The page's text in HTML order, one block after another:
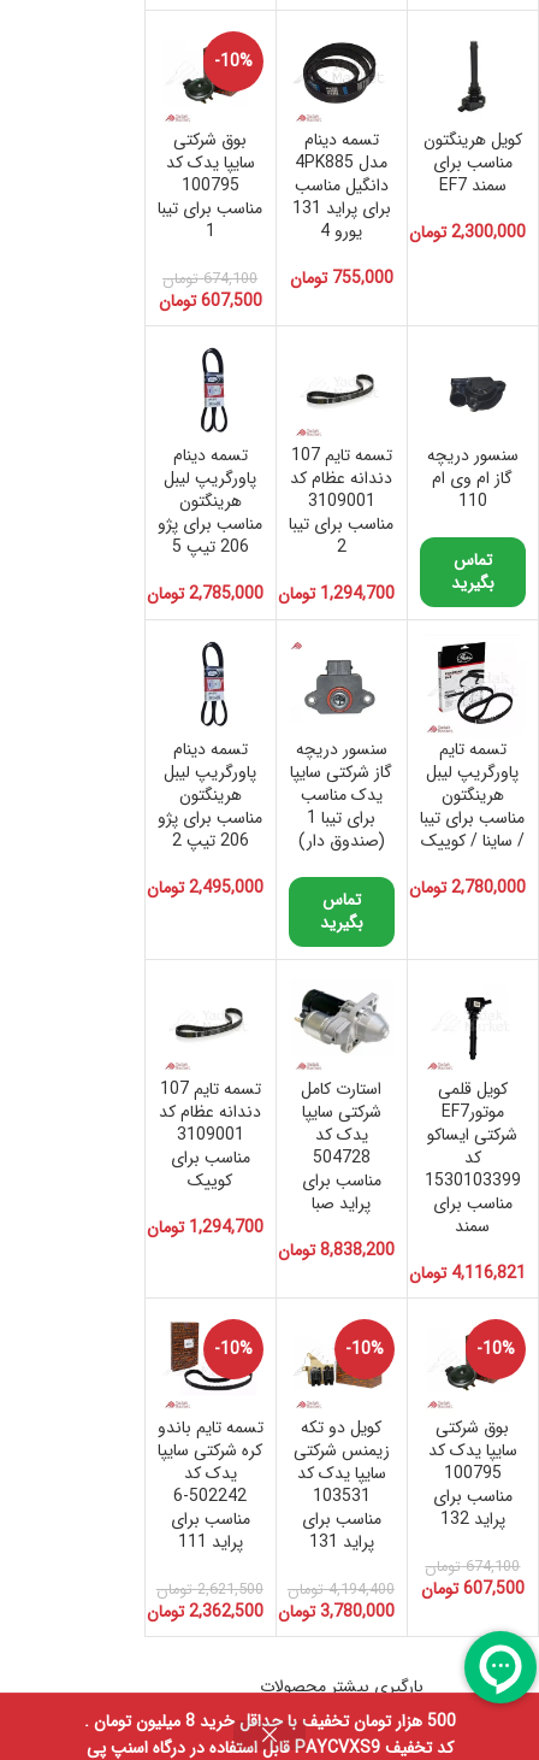
500 هزار تومان تخفیف با حداقل خرید 8 میلیون تومان .
کد تخفیف PAYCVXS9 قابل استفاده در درگاه اسنپ پی
کویل هرینگتون
مناسب برای
سمند EF7
2,300,000تومان
تسمه دینام
مدل 4PK885
دانگیل مناسب
برای پراید 131
یورو 4
755,000 تومان
-10%
بوق شرکتی
سایپا یدک کد
100795
مناسب برای تیبا
1
674,100 تومان
607,500تومان
سنسور دریچه
گاز ام وی ام
110
تماس
بگیرید
تسمه تایم 107
دندانه عظام کد
3109001
مناسب برای تیبا
2
1,294,700 تومان
تسمه دینام
پاورگریپ لیبل
هرینگتون
مناسب برای پژو
206 تیپ 5
2,785,000تومان
تسمه تایم
پاورگریپ لیبل
هرینگتون
مناسب برای تیبا
/ ساینا / کوییک
2,780,000تومان
سنسور دریچه
گاز شرکتی سایپا
یدک مناسب
برای تیبا 1
(صندوق دار)
تماس
بگیرید
تسمه دینام
پاورگریپ لیبل
هرینگتون
مناسب برای پژو
206 تیپ 2
2,495,000تومان
کویل قلمی
موتورEF7
شرکتی ایساکو
کد
1530103399
مناسب برای
سمند
4,116,821 تومان
استارت کامل
شرکتی سایپا
یدک کد
504728
مناسب برای
پراید صبا
8,838,200تومان
تسمه تایم 107
دندانه عظام کد
3109001
مناسب برای
کوییک
1,294,700 تومان
-10%
بوق شرکتی
سایپا یدک کد
100795
مناسب برای
پراید 132
674,100 تومان
607,500تومان
-10%
کویل دو تکه
زیمنس شرکتی
سایپا یدک کد
103531
مناسب برای
پراید 131
4,194,400 تومان
3,780,000تومان
-10%
تسمه تایم باندو
کره شرکتی سایپا
یدک کد
502242-6
مناسب برای
پراید 111
2,621,500 تومان
2,362,500تومان
بارگیری بیشتر محصولات
0